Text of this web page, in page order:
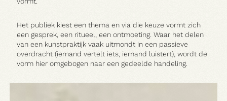
Het publiek kiest een thema en via die keuze vormt zich
een gesprek, een ritueel, een ontmoeting. Waar het delen
van een kunstpraktijk vaak uitmondt in een passieve
overdracht (iemand vertelt iets, iemand luistert), wordt de
vorm hier omgebogen naar een gedeelde handeling.